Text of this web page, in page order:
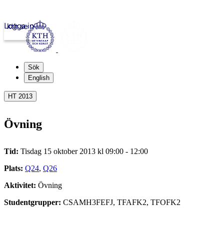
kth.se
Logga in
Sök
English
HT 2013
Övning
Tid: Tisdag 15 oktober 2013 kl 09:00 - 12:00
Plats: Q24, Q26
Aktivitet: Övning
Studentgrupper: CSAMH3FEFJ, TFAFK2, TFOFK2